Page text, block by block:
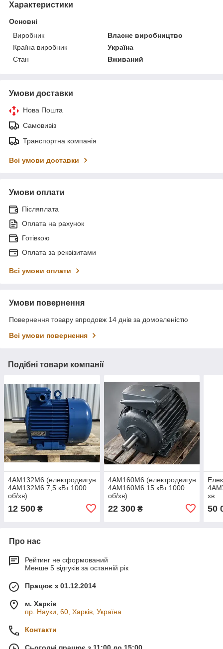
Характеристики
Основні
Виробник
Власне виробництво
Країна виробник
Україна
Стан
Вживаний
Умови доставки
Нова Пошта
Самовивіз
Транспортна компанія
Всі умови доставки
Умови оплати
Післяплата
Оплата на рахунок
Готівкою
Оплата за реквізитами
Всі умови оплати
Умови повернення
Повернення товару впродовж 14 днів за домовленістю
Всі умови повернення
Подібні товари компанії
4АМ132М6 (електродвигун
4АМ132М6 7,5 кВт 1000
об/хв)
12 500 ₴
4АМ160М6 (електродвигун
4АМ160М6 15 кВт 1000
об/хв)
22 300₴
хв
50
Про нас
Рейтинг не сформований
Менше 5 відгуків за останній рік
Працює з 01.12.2014
м. Харків
пр. Науки, 60, Харків, Україна
Контакти
Сьогодні працює з 11:00 до 15:00